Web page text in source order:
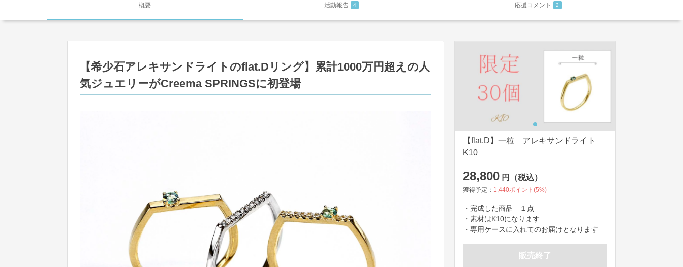
概要 活動報告 4 応援コメント 2
【希少石アレキサンドライトのflat.Dリング】累計1000万円超えの人
気ジュエリーがCreema SPRINGSに初登場
【flat.D】一粒 アレキサンドライト
K10
28,800 円（税込）
獲得予定： 1,440ポイント(5%)
・完成した商品　１点
・素材はK10になります
・専用ケースに入れてのお届けとなります
販売終了